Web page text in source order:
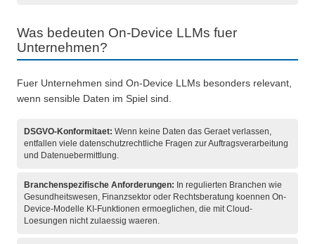
Was bedeuten On-Device LLMs fuer
Unternehmen?
Fuer Unternehmen sind On-Device LLMs besonders relevant,
wenn sensible Daten im Spiel sind.
DSGVO-Konformitaet: Wenn keine Daten das Geraet verlassen,
entfallen viele datenschutzrechtliche Fragen zur Auftragsverarbeitung
und Datenuebermittlung.
Branchenspezifische Anforderungen: In regulierten Branchen wie
Gesundheitswesen, Finanzsektor oder Rechtsberatung koennen On-
Device-Modelle KI-Funktionen ermoeglichen, die mit Cloud-
Loesungen nicht zulaessig waeren.